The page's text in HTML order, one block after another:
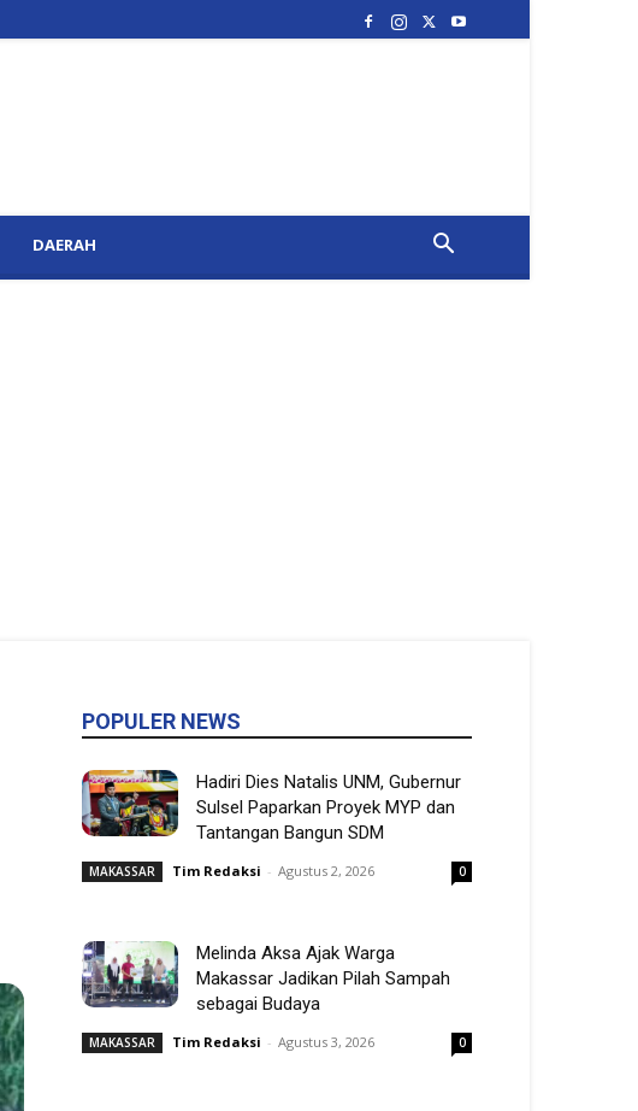
DAERAH
POPULER NEWS
Hadiri Dies Natalis UNM, Gubernur
Sulsel Paparkan Proyek MYP dan
Tantangan Bangun SDM
MAKASSAR Tim Redaksi - Agustus 2, 2026 0
Melinda Aksa Ajak Warga
Makassar Jadikan Pilah Sampah
sebagai Budaya
MAKASSAR Tim Redaksi - Agustus 3, 2026 0